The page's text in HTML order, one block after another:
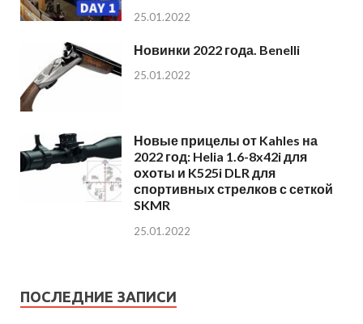
25.01.2022
Новинки 2022 года. Benelli
25.01.2022
Новые прицелы от Kahles на
2022 год: Helia 1.6-8x42i для
охоты и K525i DLR для
спортивных стрелков с сеткой
SKMR
25.01.2022
ПОСЛЕДНИЕ ЗАПИСИ